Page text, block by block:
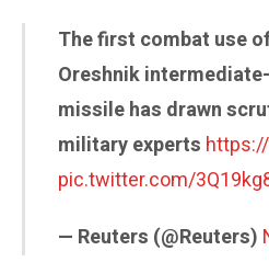
The first combat use
Oreshnik
missile has drawn
military experts
pic.twitter.com/
— Reuters (@Reuters)